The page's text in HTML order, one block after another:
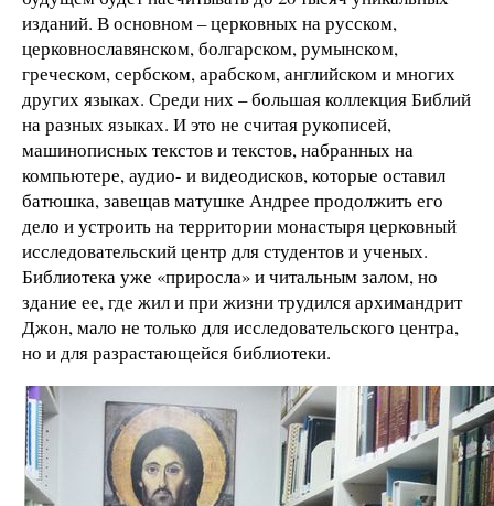
изданий. В основном – церковных на русском,
церковнославянском, болгарском, румынском,
греческом, сербском, арабском, английском и многих
других языках. Среди них – большая коллекция Библий
на разных языках. И это не считая рукописей,
машинописных текстов и текстов, набранных на
компьютере, аудио- и видеодисков, которые оставил
батюшка, завещав матушке Андрее продолжить его
дело и устроить на территории монастыря церковный
исследовательский центр для студентов и ученых.
Библиотека уже «приросла» и читальным залом, но
здание ее, где жил и при жизни трудился архимандрит
Джон, мало не только для исследовательского центра,
но и для разрастающейся библиотеки.